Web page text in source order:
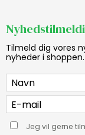
Tilmeld dig vores
nyheder i
Jeg vil gerne